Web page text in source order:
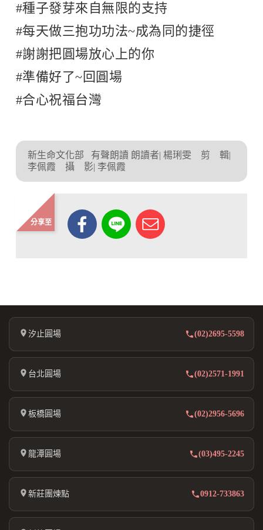
#種子發芽來自無限的支持
#每天做三抱功功法~成為同的捷徑
#謝謝把圓場放心上的你
#準備好了~回圓場
#合心祝福台灣
新生命文化部
有聲朗讀 朗讀者| 楊琍雯 剪 輯|
李佩霞 攝 影| 李佩霞
分享至
汐止圓場 (02)2695-5598
台北圓場 (02)2571-1991
板橋圓場 (02)2956-5696
龍潭圓場 (03)495-2245
新莊團煉點 0912-733863